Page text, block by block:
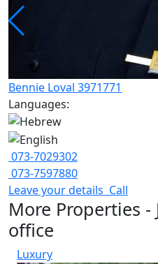
Bennie Loval 3971771
Languages:
073-7029302
073-7597880
Leave your details Call
More Properties
office
Luxury